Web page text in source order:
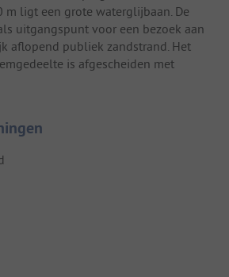
m ligt een grote waterglijbaan. De
uitgangspunt voor een bezoek aan
aflopend publiek zandstrand. Het
is afgescheiden met